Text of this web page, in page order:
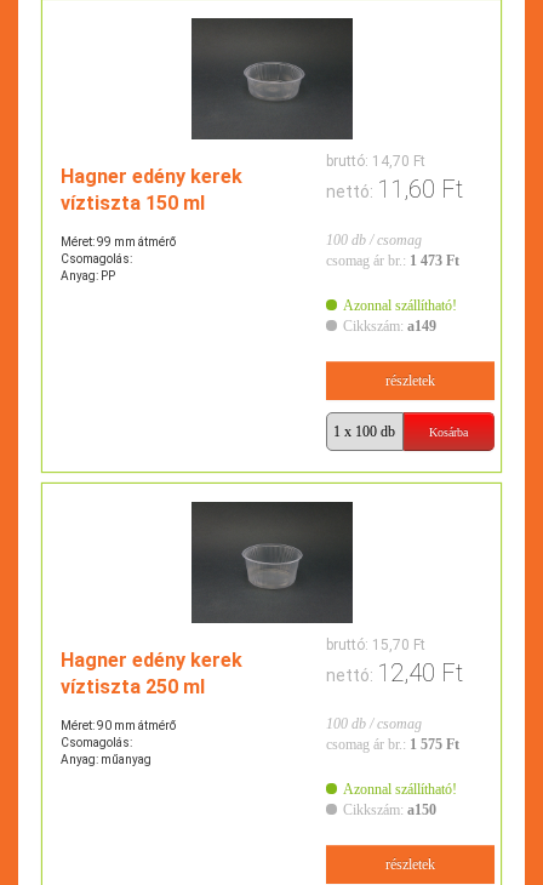
Hagner edény kerek
víztiszta 150 ml
Méret: 99 mm átmérő
Csomagolás:
Anyag: PP
bruttó: 14,70 Ft
nettó: 11,60 Ft
100 db / csomag
csomag ár br.: 1 473 Ft
Azonnal szállítható!
Cikkszám: a149
részletek
Hagner edény kerek
víztiszta 250 ml
Méret: 90 mm átmérő
Csomagolás:
Anyag: műanyag
bruttó: 15,70 Ft
nettó: 12,40 Ft
100 db / csomag
csomag ár br.: 1 575 Ft
Azonnal szállítható!
Cikkszám: a150
részletek